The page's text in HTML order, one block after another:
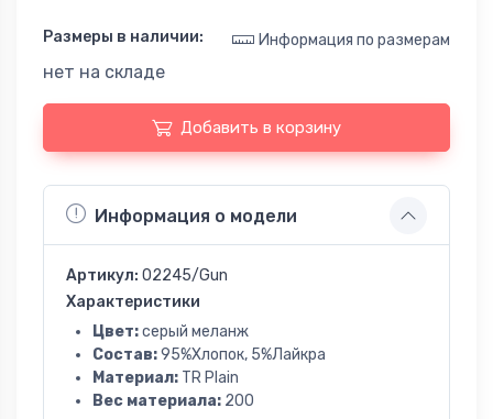
Размеры в наличии: Информация по размерам
нет на складе
Добавить в корзину
Информация о модели
Артикул: 02245/Gun
Характеристики
Цвет:серый меланж
Состав:95%Хлопок, 5%Лайкра
Материал: TR Plain
Вес материала: 200